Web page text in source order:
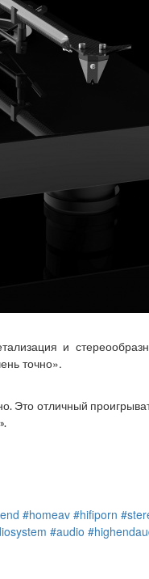
и
точно».
Это отличный
#homeav #hifiporn
#audio